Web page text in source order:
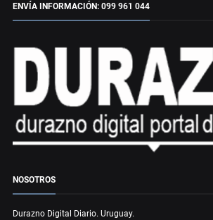
ENVÍA INFORMACIÓN: 099 961 044
NOSOTROS
Durazno Digital Diario. Uruguay.